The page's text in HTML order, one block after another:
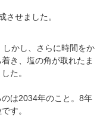
させました。
かし、さらに時間をか
き、塩の角が取れたま
た。
は2034年のこと。8年
す。